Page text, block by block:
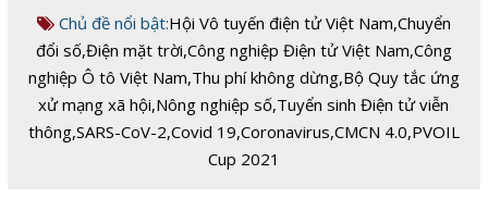
Chủ đề nổi bật:Hội Vô tuyến điện tử Việt Nam,Chuyển
đổi số,Điện mặt trời,Công nghiệp Điện tử Việt Nam,Công
nghiệp Ô tô Việt Nam,Thu phí không dừng,Bộ Quy tắc ứng
xử mạng xã hội,Nông nghiệp số,Tuyển sinh Điện tử viễn
thông,SARS-CoV-2,Covid 19,Coronavirus,CMCN 4.0,PVOIL
Cup 2021